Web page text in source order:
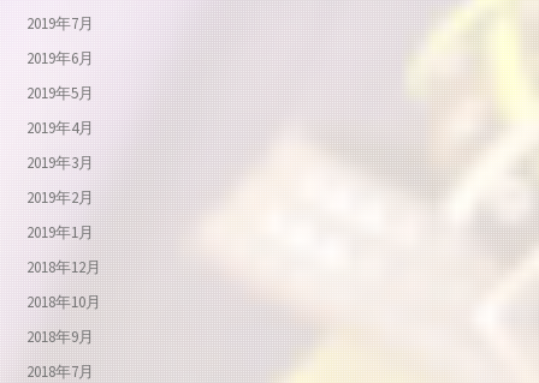
2019年7月
2019年6月
2019年5月
2019年4月
2019年3月
2019年2月
2019年1月
2018年12月
2018年10月
2018年9月
2018年7月